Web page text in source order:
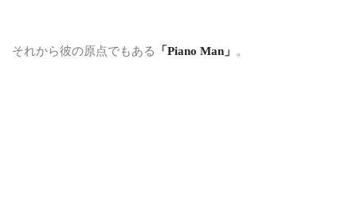
それから彼の原点でもある 「Piano Man」 。